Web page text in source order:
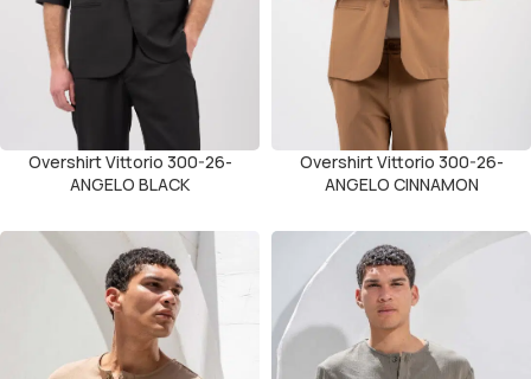
Overshirt Vittorio 300-26-
ANGELO BLACK
Overshirt Vittorio 300-26-
ANGELO CINNAMON